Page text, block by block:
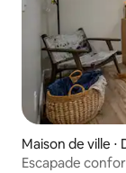
Maison de ville ⋅
Escapade